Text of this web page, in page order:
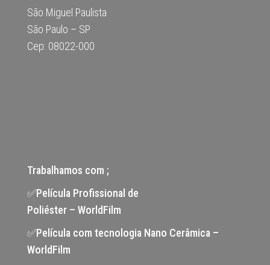
São Miguel Paulista
São Paulo – SP
Cep: 08022-000
Trabalhamos com ;
✅Película Profissional de
Poliéster – WorldFilm
✅Película com tecnologia Nano Cerâmica –
WorldFilm